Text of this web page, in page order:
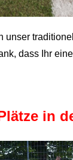
unser
dass Ihr
in